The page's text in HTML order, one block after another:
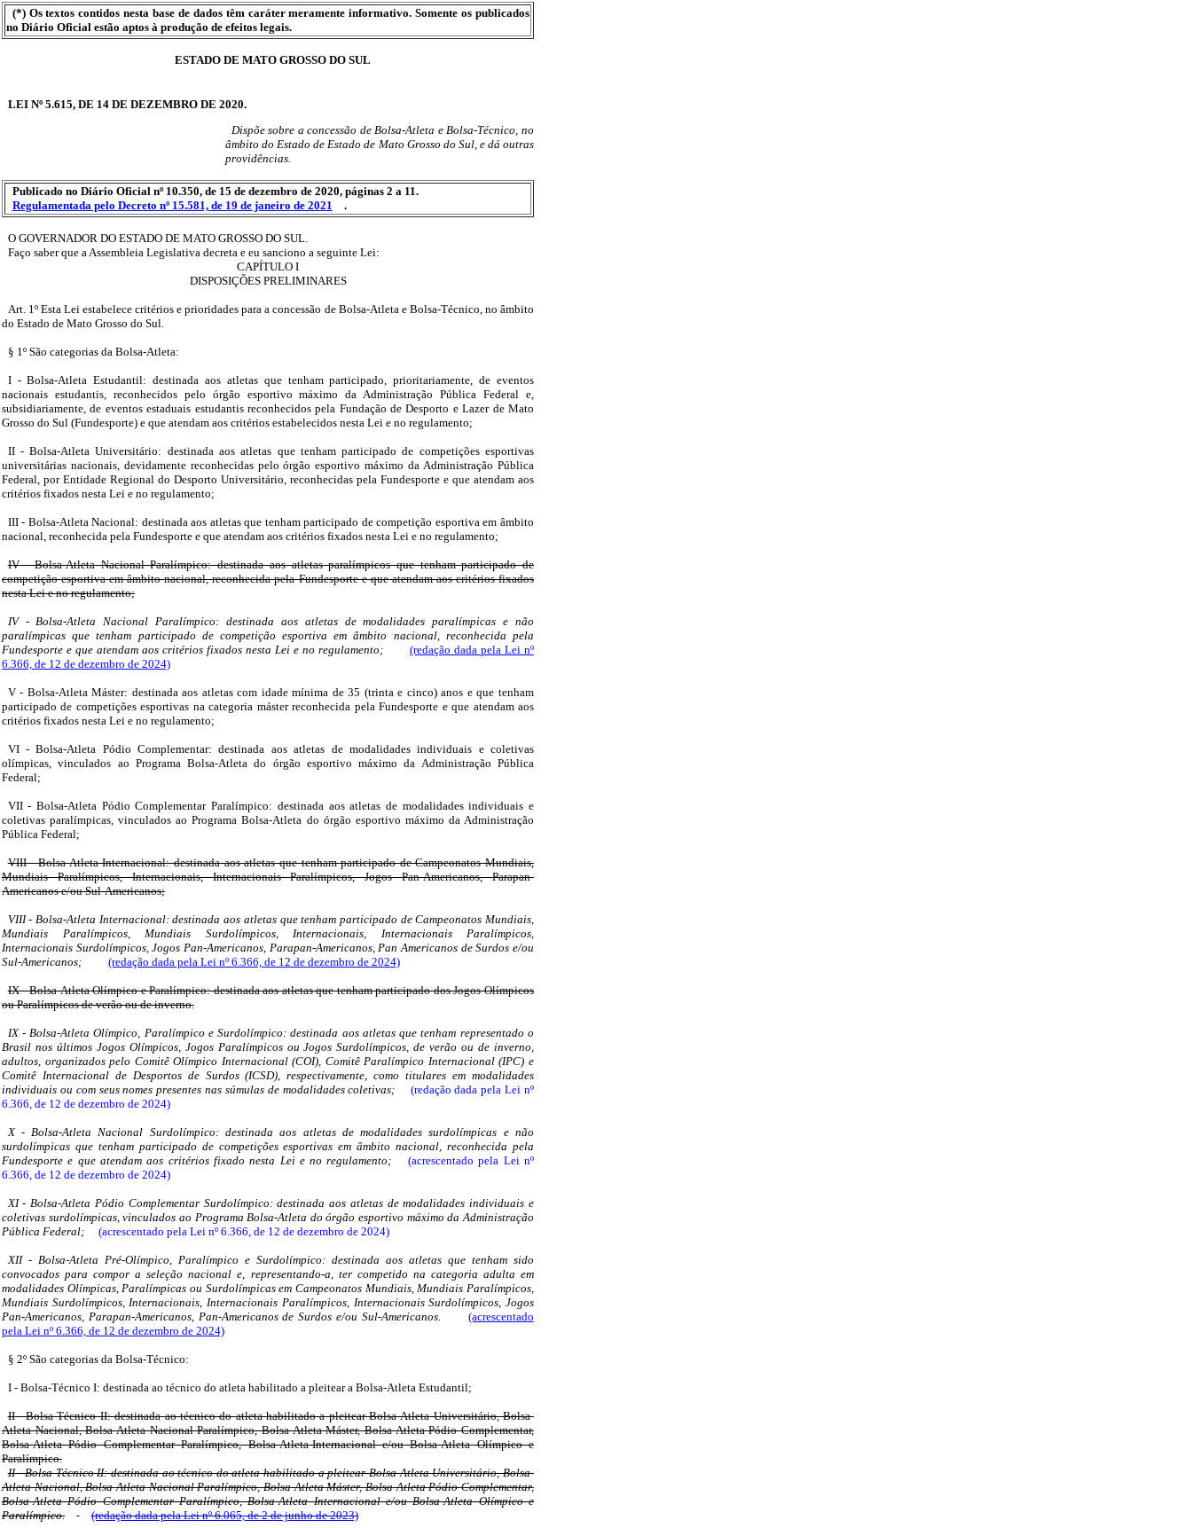
(*) Os textos contidos nesta base de dados têm caráter meramente informativo. Somente os publicados
no Diário Oficial estão aptos à produção de efeitos legais.
ESTADO DE MATO GROSSO DO SUL
LEI Nº 5.615, DE 14 DE DEZEMBRO DE 2020.
Dispõe sobre a concessão de Bolsa-Atleta e Bolsa-Técnico, no
âmbito do Estado de Estado de Mato Grosso do Sul, e dá outras
providências.
Publicado no Diário Oficial nº 10.350, de 15 de dezembro de 2020, páginas 2 a 11.
Regulamentada pelo Decreto nº 15.581, de 19 de janeiro de 2021
.
O GOVERNADOR DO ESTADO DE MATO GROSSO DO SUL.
Faço saber que a Assembleia Legislativa decreta e eu sanciono a seguinte Lei:
CAPÍTULO I
DISPOSIÇÕES PRELIMINARES
Art. 1º Esta Lei estabelece critérios e prioridades para a concessão de Bolsa-Atleta e Bolsa-Técnico, no âmbito
do Estado de Mato Grosso do Sul.
§ 1º São categorias da Bolsa-Atleta:
I - Bolsa-Atleta Estudantil: destinada aos atletas que tenham participado, prioritariamente, de eventos
nacionais estudantis, reconhecidos pelo órgão esportivo máximo da Administração Pública Federal e,
subsidiariamente, de eventos estaduais estudantis reconhecidos pela Fundação de Desporto e Lazer de Mato
Grosso do Sul (Fundesporte) e que atendam aos critérios estabelecidos nesta Lei e no regulamento;
II - Bolsa-Atleta Universitário: destinada aos atletas que tenham participado de competições esportivas
universitárias nacionais, devidamente reconhecidas pelo órgão esportivo máximo da Administração Pública
Federal, por Entidade Regional do Desporto Universitário, reconhecidas pela Fundesporte e que atendam aos
critérios fixados nesta Lei e no regulamento;
III - Bolsa-Atleta Nacional: destinada aos atletas que tenham participado de competição esportiva em âmbito
nacional, reconhecida pela Fundesporte e que atendam aos critérios fixados nesta Lei e no regulamento;
IV - Bolsa-Atleta Nacional Paralímpico: destinada aos atletas paralímpicos que tenham participado de
competição esportiva em âmbito nacional, reconhecida pela Fundesporte e que atendam aos critérios fixados
nesta Lei e no regulamento;
IV - Bolsa-Atleta Nacional Paralímpico: destinada aos atletas de modalidades paralímpicas e não
paralímpicas que tenham participado de competição esportiva em âmbito nacional, reconhecida pela
Fundesporte e que atendam aos critérios fixados nesta Lei e no regulamento;
(redação dada pela Lei nº
6.366, de 12 de dezembro de 2024)
V - Bolsa-Atleta Máster: destinada aos atletas com idade mínima de 35 (trinta e cinco) anos e que tenham
participado de competições esportivas na categoria máster reconhecida pela Fundesporte e que atendam aos
critérios fixados nesta Lei e no regulamento;
VI - Bolsa-Atleta Pódio Complementar: destinada aos atletas de modalidades individuais e coletivas
olímpicas, vinculados ao Programa Bolsa-Atleta do órgão esportivo máximo da Administração Pública
Federal;
VII - Bolsa-Atleta Pódio Complementar Paralímpico: destinada aos atletas de modalidades individuais e
coletivas paralímpicas, vinculados ao Programa Bolsa-Atleta do órgão esportivo máximo da Administração
Pública Federal;
VIII - Bolsa-Atleta Internacional: destinada aos atletas que tenham participado de Campeonatos Mundiais,
Mundiais Paralímpicos, Internacionais, Internacionais Paralímpicos, Jogos Pan-Americanos, Parapan-
Americanos e/ou Sul-Americanos;
VIII - Bolsa-Atleta Internacional: destinada aos atletas que tenham participado de Campeonatos Mundiais,
Mundiais Paralímpicos, Mundiais Surdolímpicos, Internacionais, Internacionais Paralímpicos,
Internacionais Surdolímpicos, Jogos Pan-Americanos, Parapan-Americanos, Pan Americanos de Surdos e/ou
Sul-Americanos;
(redação dada pela Lei nº 6.366, de 12 de dezembro de 2024)
IX - Bolsa-Atleta Olímpico e Paralímpico: destinada aos atletas que tenham participado dos Jogos Olímpicos
ou Paralímpicos de verão ou de inverno.
IX - Bolsa-Atleta Olímpico, Paralímpico e Surdolímpico: destinada aos atletas que tenham representado o
Brasil nos últimos Jogos Olímpicos, Jogos Paralímpicos ou Jogos Surdolímpicos, de verão ou de inverno,
adultos, organizados pelo Comitê Olímpico Internacional (COI), Comitê Paralímpico Internacional (IPC) e
Comitê Internacional de Desportos de Surdos (ICSD), respectivamente, como titulares em modalidades
individuais ou com seus nomes presentes nas súmulas de modalidades coletivas;
(redação dada pela Lei nº
6.366, de 12 de dezembro de 2024)
X - Bolsa-Atleta Nacional Surdolímpico: destinada aos atletas de modalidades surdolímpicas e não
surdolímpicas que tenham participado de competições esportivas em âmbito nacional, reconhecida pela
Fundesporte e que atendam aos critérios fixado nesta Lei e no regulamento;
(acrescentado pela Lei nº
6.366, de 12 de dezembro de 2024)
XI - Bolsa-Atleta Pódio Complementar Surdolímpico: destinada aos atletas de modalidades individuais e
coletivas surdolímpicas, vinculados ao Programa Bolsa-Atleta do órgão esportivo máximo da Administração
Pública Federal;
(acrescentado pela Lei nº 6.366, de 12 de dezembro de 2024)
XII - Bolsa-Atleta Pré-Olímpico, Paralímpico e Surdolímpico: destinada aos atletas que tenham sido
convocados para compor a seleção nacional e, representando-a, ter competido na categoria adulta em
modalidades Olímpicas, Paralímpicas ou Surdolímpicas em Campeonatos Mundiais, Mundiais Paralímpicos,
Mundiais Surdolímpicos, Internacionais, Internacionais Paralímpicos, Internacionais Surdolímpicos, Jogos
Pan-Americanos, Parapan-Americanos, Pan-Americanos de Surdos e/ou Sul-Americanos.
(acrescentado
pela Lei nº 6.366, de 12 de dezembro de 2024)
§ 2º São categorias da Bolsa-Técnico:
I - Bolsa-Técnico I: destinada ao técnico do atleta habilitado a pleitear a Bolsa-Atleta Estudantil;
II - Bolsa-Técnico II: destinada ao técnico do atleta habilitado a pleitear Bolsa-Atleta Universitário, Bolsa-
Atleta Nacional, Bolsa-Atleta Nacional Paralímpico, Bolsa-Atleta Máster, Bolsa-Atleta Pódio Complementar,
Bolsa-Atleta Pódio Complementar Paralímpico, Bolsa-Atleta-Internacional e/ou Bolsa-Atleta Olímpico e
Paralímpico.
II - Bolsa-Técnico II: destinada ao técnico do atleta habilitado a pleitear Bolsa-Atleta Universitário, Bolsa-
Atleta Nacional, Bolsa-Atleta Nacional Paralímpico, Bolsa-Atleta Máster, Bolsa-Atleta Pódio Complementar,
Bolsa-Atleta Pódio Complementar Paralímpico, Bolsa-Atleta Internacional e/ou Bolsa-Atleta Olímpico e
Paralímpico.
(redação dada pela Lei nº 6.065, de 2 de junho de 2023)